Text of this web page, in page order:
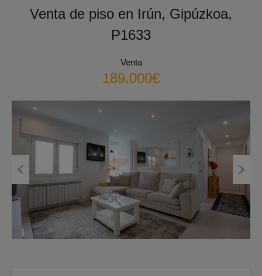
Venta de piso en Irún, Gipúzkoa,
P1633
Venta
189.000€
Previous Next